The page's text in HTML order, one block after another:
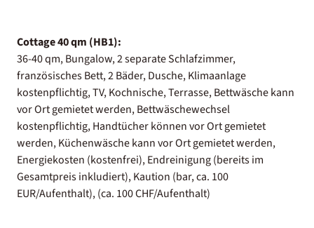
Cottage 40 qm (HB1):
36-40 qm, Bungalow, 2 separate Schlafzimmer,
französisches Bett, 2 Bäder, Dusche, Klimaanlage
kostenpflichtig, TV, Kochnische, Terrasse, Bettwäsche kann
vor Ort gemietet werden, Bettwäschewechsel
kostenpflichtig, Handtücher können vor Ort gemietet
werden, Küchenwäsche kann vor Ort gemietet werden,
Energiekosten (kostenfrei), Endreinigung (bereits im
Gesamtpreis inkludiert), Kaution (bar, ca. 100
EUR/Aufenthalt), (ca. 100 CHF/Aufenthalt)